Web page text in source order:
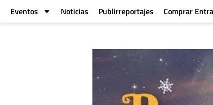
Eventos Noticias Publirreportajes Comprar